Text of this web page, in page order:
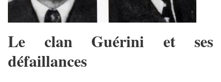
Le clan Guérini et ses
défaillances